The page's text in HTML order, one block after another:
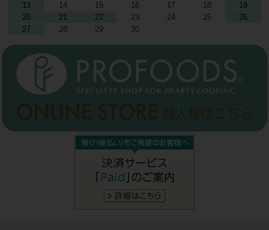
13
14 15 16 17 18
19
20
21 22 23 24 25
26
27
28 29 30